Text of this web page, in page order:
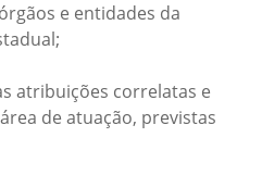
e entidades da
atribuições correlatas e
de atuação, previstas